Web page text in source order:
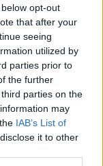
opt-out
that after your
seeing
utilized by
parties prior to
the further
parties on the
may
IAB’s List of
it to other